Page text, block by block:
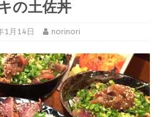
の土佐丼
1月14日 norinori